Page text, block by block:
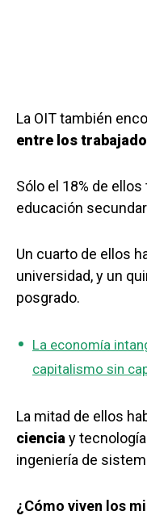
La OIT también
entre los
Sólo el 18% de
educación
Un cuarto de ellos
universidad, y un
posgrado.
La economía
capitalismo sin
La mitad de ellos
ciencia y
ingeniería de
¿Cómo viven los